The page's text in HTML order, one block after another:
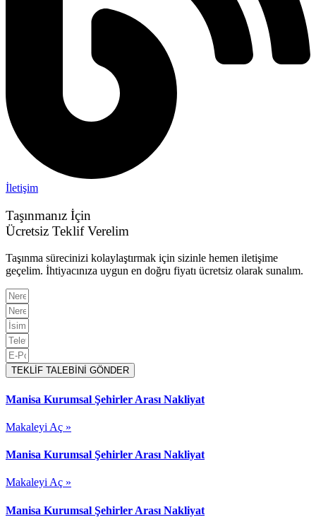
İletişim
Taşınmanız İçin
Ücretsiz Teklif Verelim
Taşınma sürecinizi kolaylaştırmak için sizinle hemen iletişime
geçelim. İhtiyacınıza uygun en doğru fiyatı ücretsiz olarak sunalım.
TEKLİF TALEBİNİ GÖNDER
Manisa Kurumsal Şehirler Arası Nakliyat
Makaleyi Aç »
Manisa Kurumsal Şehirler Arası Nakliyat
Makaleyi Aç »
Manisa Kurumsal Şehirler Arası Nakliyat